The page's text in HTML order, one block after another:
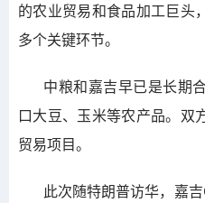
的农业贸易和食品加工巨头
多个关键环节。
中粮和嘉吉早已是长期
口大豆、玉米等农产品。双
贸易项目。
此次随特朗普访华，嘉